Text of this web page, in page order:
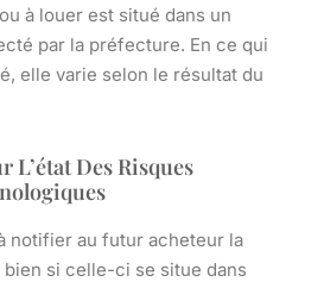
à louer est situé dans un
par la préfecture. En ce qui
elle varie selon le résultat du
L’état Des Risques
notifier au futur acheteur la
si celle-ci se situe dans